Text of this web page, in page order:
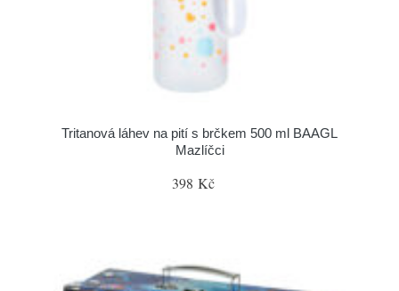
Tritanová láhev na pití s brčkem 500 ml BAAGL
Mazlíčci
398 Kč